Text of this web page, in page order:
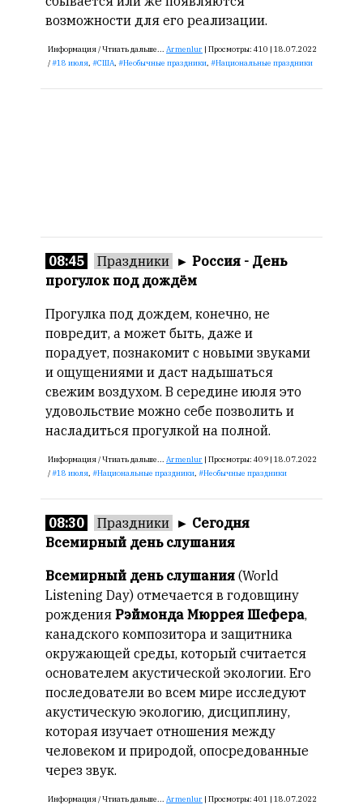
возможности для его реализации.
Информация /Чтиать дальше... Armenlur | Просмотры: 410 | 18.07.2022
/
18 июля, США, Необычные праздники, Национальные праздники
08:45 Праздники ► Россия - День
прогулок под дождём
Прогулка под дождем, конечно, не
повредит, а может быть, даже и
порадует, познакомит с новыми звуками
и ощущениями и даст надышаться
свежим воздухом. В середине июля это
удовольствие можно себе позволить и
насладиться прогулкой на полной.
Информация /Чтиать дальше... Armenlur | Просмотры: 409 | 18.07.2022
/
18 июля, Национальные праздники, Необычные праздники
08:30 Праздники ► Сегодня
Всемирный день слушания
Всемирный день слушания (World
Listening Day) отмечается в годовщину
рождения Рэймонда Мюррея Шефера,
канадского композитора и защитника
окружающей среды, который считается
основателем акустической экологии. Его
последователи во всем мире исследуют
акустическую экологию, дисциплину,
которая изучает отношения между
человеком и природой, опосредованные
через звук.
Информация /Чтиать дальше... Armenlur | Просмотры: 401 | 18.07.2022